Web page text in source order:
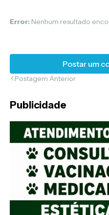
Error: Nenhum resultado
Postar um
Postagem Anterior
Publicidade